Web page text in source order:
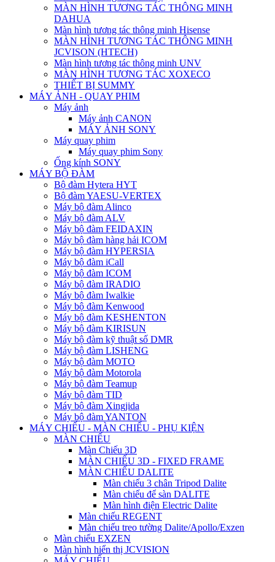
MÀN HÌNH TƯƠNG TÁC THÔNG MINH
DAHUA
Màn hình tương tác thông minh Hisense
MÀN HÌNH TƯƠNG TÁC THÔNG MINH
JCVISON (HTECH)
Màn hình tương tác thông minh UNV
MÀN HÌNH TƯƠNG TÁC XOXECO
THIẾT BỊ SUMMY
MÁY ẢNH - QUAY PHIM
Máy ảnh
Máy ảnh CANON
MÁY ẢNH SONY
Máy quay phim
Máy quay phim Sony
Ống kính SONY
MÁY BỘ ĐÀM
Bộ đàm Hytera HYT
Bộ đàm YAESU-VERTEX
Máy bộ đàm Alinco
Máy bộ đàm ALV
Máy bộ đàm FEIDAXIN
Máy bộ đàm hàng hải ICOM
Máy bộ đàm HYPERSIA
Máy bộ đàm iCall
Máy bộ đàm ICOM
Máy bộ đàm IRADIO
Máy bộ đàm Iwalkie
Máy bộ đàm Kenwood
Máy bộ đàm KESHENTON
Máy bộ đàm KIRISUN
Máy bộ đàm kỹ thuật số DMR
Máy bộ đàm LISHENG
Máy bộ đàm MOTO
Máy bộ đàm Motorola
Máy bộ đàm Teamup
Máy bộ đàm TID
Máy bộ đàm Xingjida
Máy bộ đàm YANTON
MÁY CHIẾU - MÀN CHIẾU - PHỤ KIỆN
MÀN CHIẾU
Màn Chiếu 3D
MÀN CHIẾU 3D - FIXED FRAME
MÀN CHIẾU DALITE
Màn chiếu 3 chân Tripod Dalite
Màn chiếu để sàn DALITE
Màn hình điện Electric Dalite
Màn chiếu REGENT
Màn chiếu treo tường Dalite/Apollo/Exzen
Màn chiếu EXZEN
Màn hình hiển thị JCVISION